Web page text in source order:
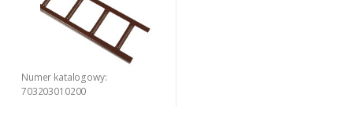
Numer katalogowy:
703203010200